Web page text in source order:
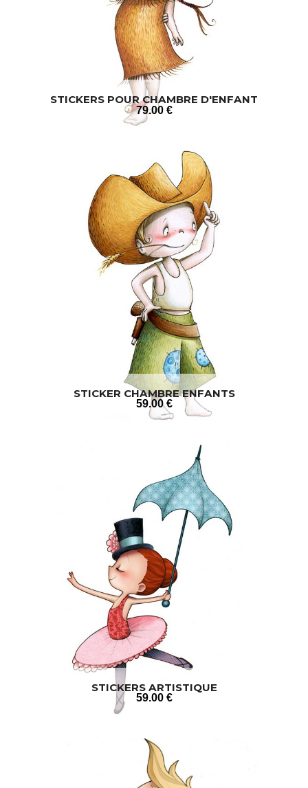
STICKERS POUR CHAMBRE D'ENFANT
79.00 €
STICKER CHAMBRE ENFANTS
59.00 €
STICKERS ARTISTIQUE
59.00 €